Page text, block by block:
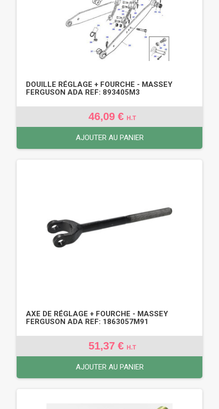
DOUILLE RÉGLAGE + FOURCHE - MASSEY
FERGUSON ADA REF: 893405M3
46,09 € H.T
AJOUTER AU PANIER
AXE DE RÉGLAGE + FOURCHE - MASSEY
FERGUSON ADA REF: 1863057M91
51,37 € H.T
AJOUTER AU PANIER